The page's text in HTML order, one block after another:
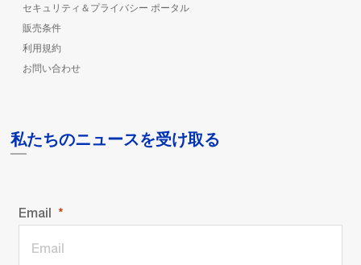
セキュリティ＆プライバシー ポータル
販売条件
利用規約
お問い合わせ
私たちのニュースを受け取る
Email